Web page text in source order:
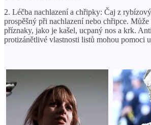
2. Léčba nachlazení a chřipky: Čaj z
prospěšný při nachlazení nebo chřipce.
příznaky, jako je kašel, ucpaný nos a krk.
protizánětlivé vlastnosti listů mohou pomoci